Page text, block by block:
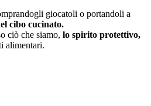
giocatoli o portandoli a
cibo cucinato.
ciò che siamo, lo spirito protettivo,
alimentari.